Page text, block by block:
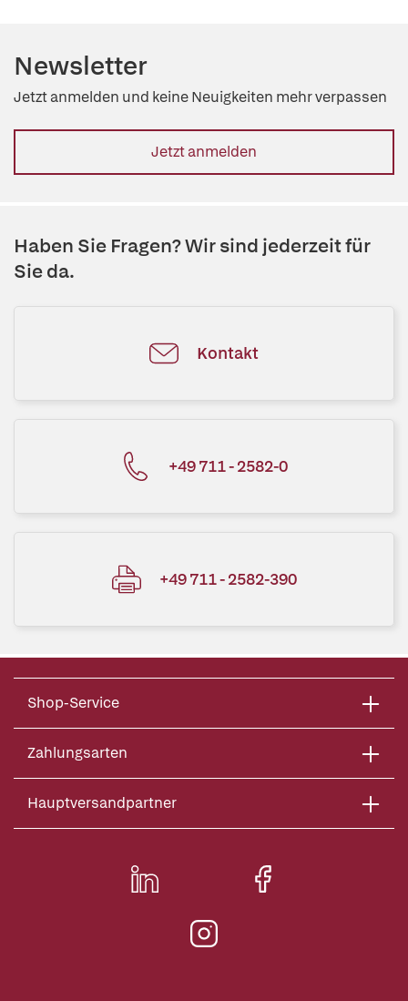
Newsletter
Jetzt anmelden und keine Neuigkeiten mehr verpassen
Jetzt anmelden
Haben Sie Fragen? Wir sind jederzeit für
Sie da.
Kontakt
+49 711 - 2582-0
+49 711 - 2582-390
Shop-Service
Zahlungsarten
Hauptversandpartner